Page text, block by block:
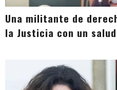
Una militante de
la Justicia con un